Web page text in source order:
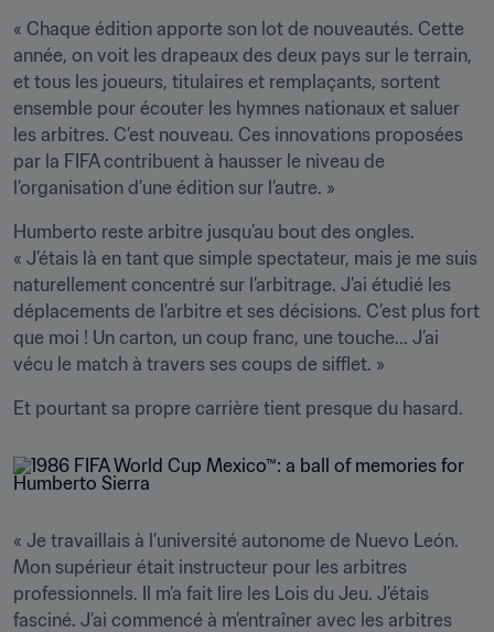
« Chaque édition apporte son lot de nouveautés. Cette
année, on voit les drapeaux des deux pays sur le terrain,
et tous les joueurs, titulaires et remplaçants, sortent
ensemble pour écouter les hymnes nationaux et saluer
les arbitres. C’est nouveau. Ces innovations proposées
par la FIFA contribuent à hausser le niveau de
l’organisation d’une édition sur l’autre. »
Humberto reste arbitre jusqu’au bout des ongles.
« J’étais là en tant que simple spectateur, mais je me suis
naturellement concentré sur l’arbitrage. J’ai étudié les
déplacements de l’arbitre et ses décisions. C’est plus fort
que moi ! Un carton, un coup franc, une touche... J’ai
vécu le match à travers ses coups de sifflet. »
Et pourtant sa propre carrière tient presque du hasard.
« Je travaillais à l’université autonome de Nuevo León.
Mon supérieur était instructeur pour les arbitres
professionnels. Il m’a fait lire les Lois du Jeu. J’étais
fasciné. J’ai commencé à m’entraîner avec les arbitres